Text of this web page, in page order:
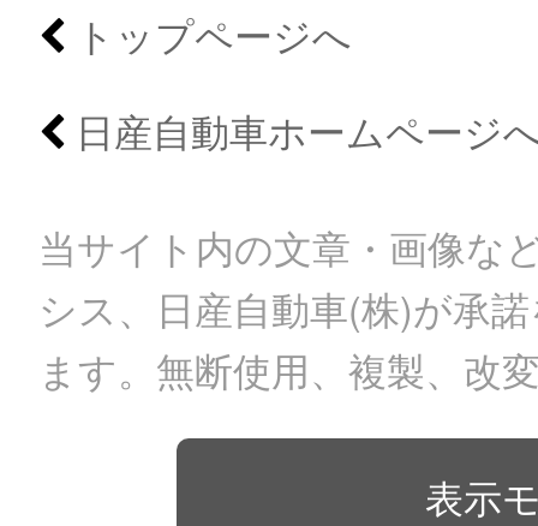
トップページへ
日産自動車ホームページ
当サイト内の文章・画像な
シス、日産自動車(株)が承
ます。無断使用、複製、改
表示